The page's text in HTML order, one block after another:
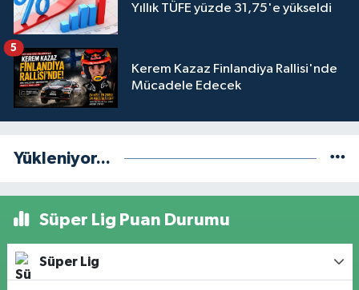
Yıllık TÜFE yüzde 31,75'e yükseldi
Kerem Kazaz Finlandiya Rallisi'nde
Mücadele Edecek
5
Yükleniyor...
Süper Lig Puan Durumu
Süper Lig